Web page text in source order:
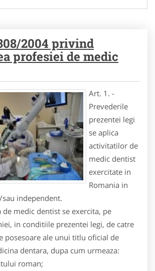
2004 privind
profesiei de medic
Art. 1. -
Prevederile
prezentei legi
se aplica
activitatilor de
medic dentist
exercitate in
Romania in
independent.
de medic dentist se exercita, pe
in conditiile prezentei legi, de catre
posesoare ale unui titlu oficial de
dentara, dupa cum urmeaza:
roman;